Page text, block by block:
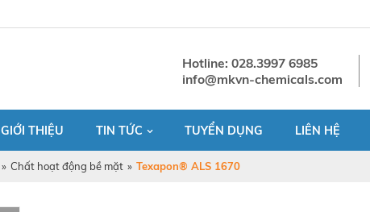
Hotline: 028.3997 6985
info@mkvn-chemicals.com
GIỚI THIỆU TIN TỨC TUYỂN DỤNG LIÊN HỆ
» Chất hoạt động bề mặt » Texapon® ALS 1670